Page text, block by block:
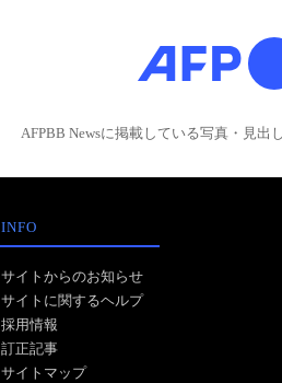
AFPBB Newsに掲載している写真・見出
INFO
サイトからのお知らせ
サイトに関するヘルプ
採用情報
訂正記事
サイトマップ